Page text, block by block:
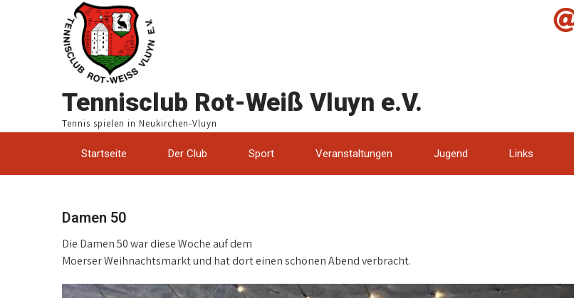
Tennisclub Rot-Weiß Vluyn e.V.
Tennis spielen in Neukirchen-Vluyn
Startseite Der Club Sport Veranstaltungen Jugend Links
Damen 50
Die Damen 50 war diese Woche auf dem
Moerser Weihnachtsmarkt und hat dort einen schönen Abend verbracht.